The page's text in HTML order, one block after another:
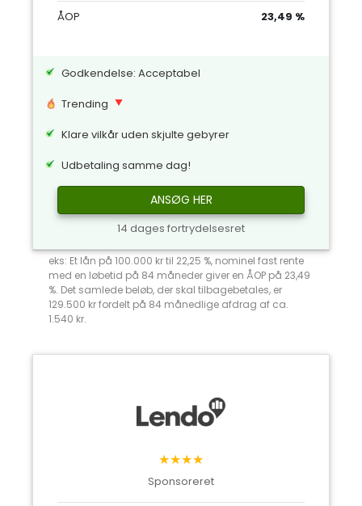
ÅOP
23,49 %
Godkendelse: Acceptabel
Trending
Klare vilkår uden skjulte gebyrer
Udbetaling samme dag!
ANSØG HER
14 dages fortrydelsesret
eks: Et lån på 100.000 kr til 22,25 %, nominel fast rente
med en løbetid på 84 måneder giver en ÅOP på 23,49
%. Det samlede beløb, der skal tilbagebetales, er
129.500 kr fordelt på 84 månedlige afdrag af ca.
1.540 kr.
★★★★
Sponsoreret